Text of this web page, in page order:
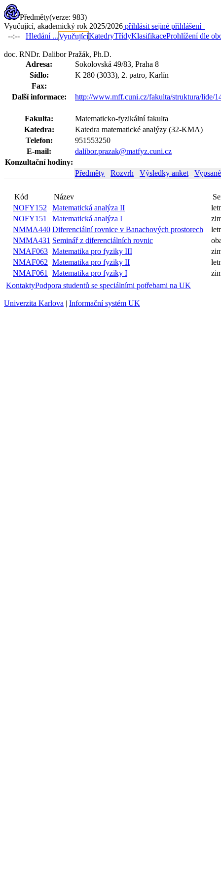
Předměty(verze: 983)
Vyučující, akademický rok 2025/2026 přihlásit sejiné přihlášení
--:--
Hledání ...VyučujícíKatedryTřídyKlasifikaceProhlížení dle
doc. RNDr. Dalibor Pražák, Ph.D.
Adresa:
Sokolovská 49/83, Praha 8
Sídlo:
K 280 (3033), 2. patro, Karlín
Fax:
Další informace:
http://www.mff.cuni.cz/fakulta/struktura/lide/
Fakulta:
Matematicko-fyzikální fakulta
Katedra:
Katedra matematické analýzy (32-KMA)
Telefon:
951553250
E-mail:
dalibor.prazak@matfyz.cuni.cz
Konzultační hodiny:
Předměty
Rozvrh Výsledky anket
Kód
NOFY152
Matematická analýza II
NOFY151 Matematická analýza I zimní
NMMA440
Diferenciální rovnice v Banachových
prostorech
Seminář z diferenciálních rovnic
NMAF063 Matematika pro fyziky III